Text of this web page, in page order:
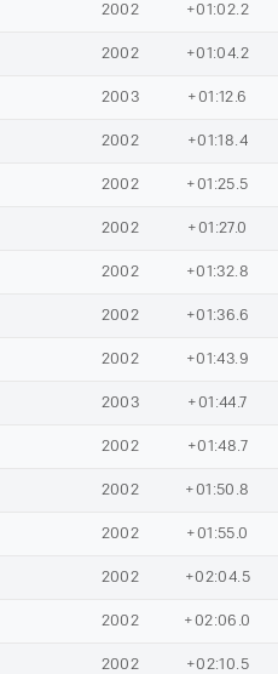
2002 +01:02.2
2002 +01:04.2
2003 +01:12.6
2002 +01:18.4
2002 +01:25.5
2002 +01:27.0
2002 +01:32.8
2002 +01:36.6
2002 +01:43.9
2003 +01:44.7
2002 +01:48.7
2002 +01:50.8
2002 +01:55.0
2002 +02:04.5
2002 +02:06.0
2002 +02:10.5